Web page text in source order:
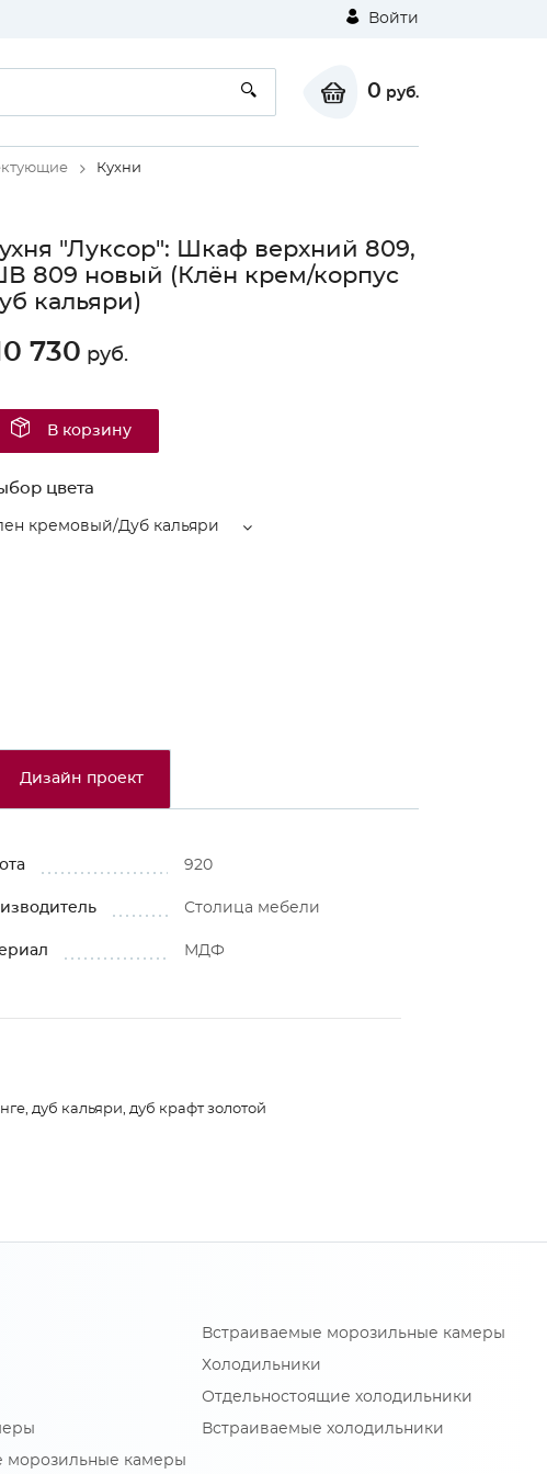
Войти
0 руб.
Кухни
"Луксор": Шкаф верхний 809,
809 новый (Клён крем/корпус
кальяри)
730 руб.
В корзину
цвета
кремовый/Дуб кальяри
Дизайн проект
920
Столица мебели
МДФ
дуб кальяри, дуб крафт золотой
морозильные камеры
Встраиваемые морозильные камеры
Холодильники
Отдельностоящие холодильники
Встраиваемые холодильники